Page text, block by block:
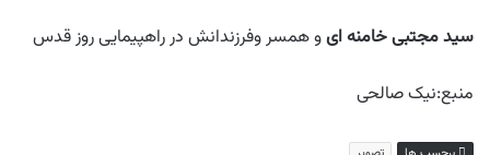
سید مجتبی خامنه ایو همسر وفرزندانش در راهپیمایی روز قدس
منبع:نیک صالحی